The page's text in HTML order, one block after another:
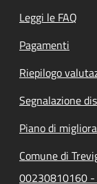
Leggi le FAQ
Pagamenti
Riepilogo
Segnalazione
Piano di
Comune di
00230810160 -